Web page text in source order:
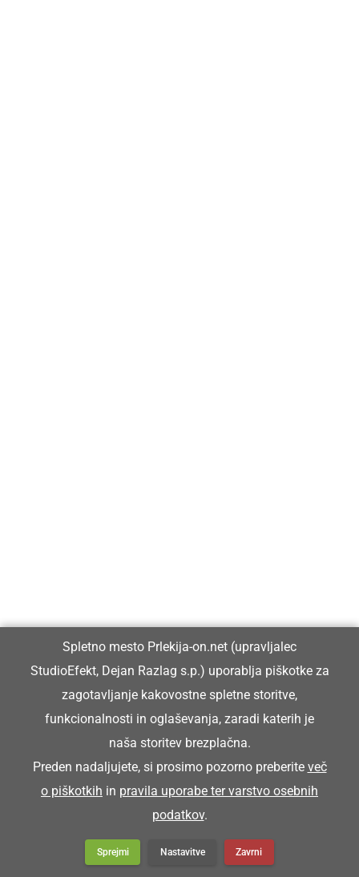
Spletno mesto Prlekija-on.net (upravljalec
StudioEfekt, Dejan Razlag s.p.) uporablja piškotke za
zagotavljanje kakovostne spletne storitve,
funkcionalnosti in oglaševanja, zaradi katerih je
naša storitev brezplačna.
Preden nadaljujete, si prosimo pozorno preberite več
o piškotkih in pravila uporabe ter varstvo osebnih
podatkov.
Sprejmi Nastavitve Zavrni